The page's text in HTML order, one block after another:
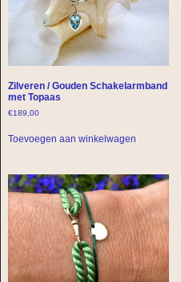
Zilveren / Gouden Schakelarmband
met Topaas
€189,00
Toevoegen aan winkelwagen